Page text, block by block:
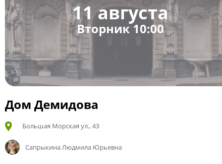
11 августа
Вторник 10:00
Дом Демидова
Большая Морская ул., 43
Сапрыкина Людмила Юрьевна